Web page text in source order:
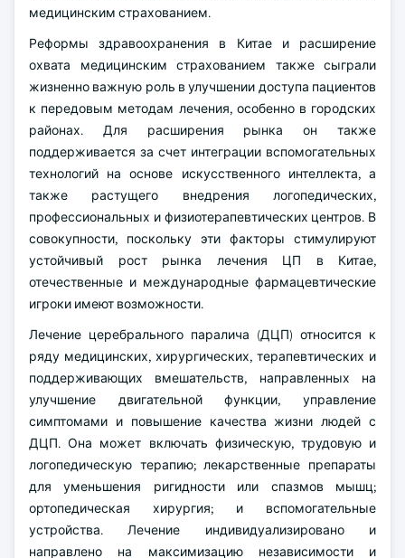
медицинским страхованием.
Реформы здравоохранения в Китае и расширение
охвата медицинским страхованием также сыграли
жизненно важную роль в улучшении доступа пациентов
к передовым методам лечения, особенно в городских
районах. Для расширения рынка он также
поддерживается за счет интеграции вспомогательных
технологий на основе искусственного интеллекта, а
также растущего внедрения логопедических,
профессиональных и физиотерапевтических центров. В
совокупности, поскольку эти факторы стимулируют
устойчивый рост рынка лечения ЦП в Китае,
отечественные и международные фармацевтические
игроки имеют возможности.
Лечение церебрального паралича (ДЦП) относится к
ряду медицинских, хирургических, терапевтических и
поддерживающих вмешательств, направленных на
улучшение двигательной функции, управление
симптомами и повышение качества жизни людей с
ДЦП. Она может включать физическую, трудовую и
логопедическую терапию; лекарственные препараты
для уменьшения ригидности или спазмов мышц;
ортопедическая хирургия; и вспомогательные
устройства. Лечение индивидуализировано и
направлено на максимизацию независимости и